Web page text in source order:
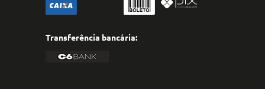
Transferência bancária: